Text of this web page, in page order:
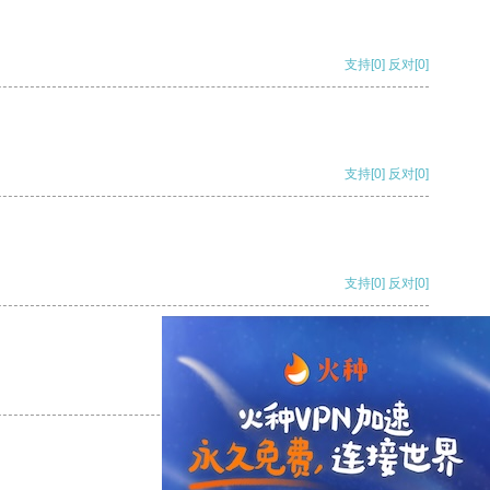
支持[0] 反对[0]
支持[0] 反对[0]
支持[0] 反对[0]